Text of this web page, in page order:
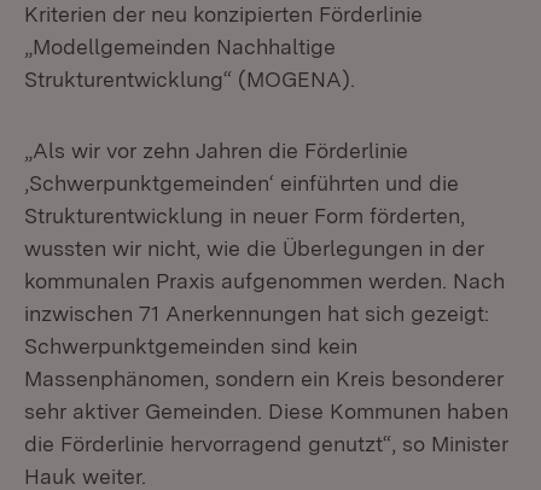
Kriterien der neu konzipierten Förderlinie
„Modellgemeinden Nachhaltige
Strukturentwicklung“ (MOGENA).
„Als wir vor zehn Jahren die Förderlinie
‚Schwerpunktgemeinden‘ einführten und die
Strukturentwicklung in neuer Form förderten,
wussten wir nicht, wie die Überlegungen in der
kommunalen Praxis aufgenommen werden. Nach
inzwischen 71 Anerkennungen hat sich gezeigt:
Schwerpunktgemeinden sind kein
Massenphänomen, sondern ein Kreis besonderer
sehr aktiver Gemeinden. Diese Kommunen haben
die Förderlinie hervorragend genutzt“, so Minister
Hauk weiter.